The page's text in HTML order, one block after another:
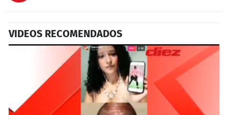
VIDEOS RECOMENDADOS